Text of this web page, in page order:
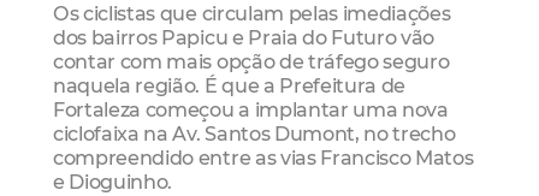
Os ciclistas que circulam pelas imediações
dos bairros Papicu e Praia do Futuro vão
contar com mais opção de tráfego seguro
naquela região. É que a Prefeitura de
Fortaleza começou a implantar uma nova
ciclofaixa na Av. Santos Dumont, no trecho
compreendido entre as vias Francisco Matos
e Dioguinho.